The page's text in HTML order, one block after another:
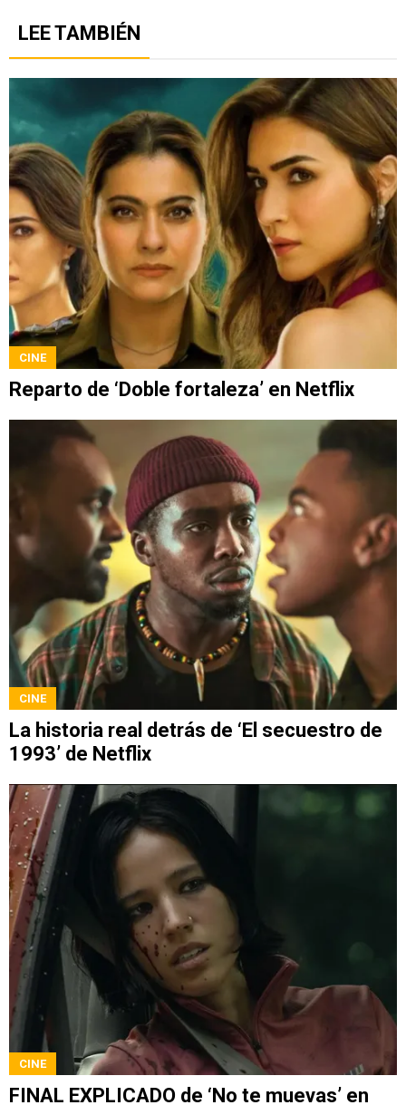
LEE TAMBIÉN
CINE
Reparto de ‘Doble fortaleza’ en Netflix
CINE
La historia real detrás de ‘El secuestro de
1993’ de Netflix
CINE
FINAL EXPLICADO de ‘No te muevas’ en